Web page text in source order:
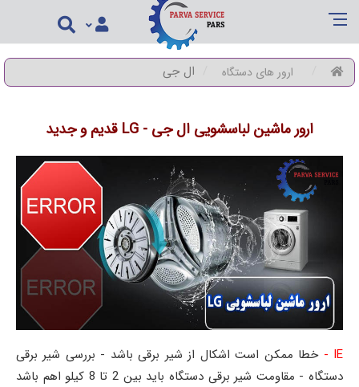
ارور های دستگاه ال جی
ارور ماشین لباسشویی ال جی - LG قدیم و جدید
IE -
خطا ممکن است اشکال از شیر برقی باشد - بررسی شیر برقی
دستگاه - مقاومت شیر برقی دستگاه باید بین 2 تا 8 کیلو اهم باشد